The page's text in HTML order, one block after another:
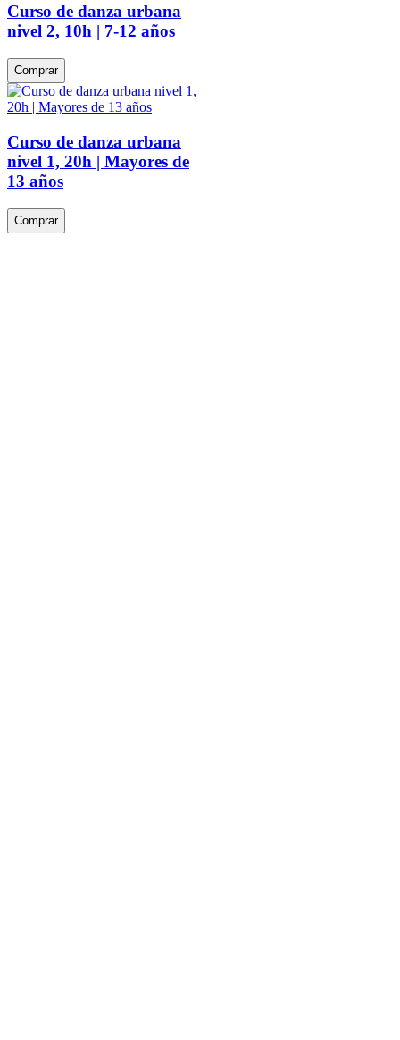
Curso de danza urbana
nivel 2, 10h | 7-12 años
Comprar
Curso de danza urbana
nivel 1, 20h | Mayores de
13 años
Comprar